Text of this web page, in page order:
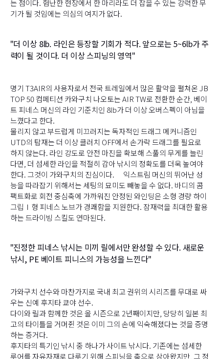
는 점이다. 험난한 현장에서 한 마리라도 더 잡을 수 있는 강력한 무
기가 될 것임에는 의심의 여지가 없다.
"더 이상 8lb. 라인은 등장할 기회가 적다. 앞으로는 5~6lb가 주
력이 될 것이다. 더 이상 스피닝의 영역"
명기 T3AIR의 사용자로서 전국 트레일에서 많은 활약을 펼쳐온 JB
TOP 50 컴페티션 카와구치 나오토는 AIR TW로 전환한 순간, 베이
트 피네스 머신의 라인 기준치인 8lb가 더 이상 오버스펙이 아님을
느꼈다고 한다.
물리지 않고 부드럽게 미끄러지는 독자적인 드래그 메커니즘인
UTD의 탑재는 더 이상 클러치 OFF에서 손가락 드래그를 필요로
하지 않는다. 라인 강도로 안전 마진을 확보해 스풀의 무게를 늘린
다면, 더 섬세한 라인을 적절히 감아 낚시의 정확도를 더욱 높여야
한다. 그것이 가와구치의 진심이다. 익스트림 머신의 뛰어난 성
능을 따라잡기 위해서는 세팅의 묘미도 빼놓을 수 없다. 바디의 콤
팩트화로 회전 중심축에 가까워진 안정된 와인딩은 소형 경량 하이
그립Ⅰ형 피네스 노브가 경쾌함을 지원한다. 잠재력을 최대한 활용
하는 드라이빙 스킬도 연마된다.
"진정한 피네스 낚시는 미끼 릴에서만 완성할 수 있다. 새로운
낚시, PE 베이트 피니스의 가능성을 느낀다"
가와구치 선수와 마찬가지로 국내 최고 권위의 시리즈를 무대로 싸
우는 신예 후지타 쿄야 선수.
다이와 릴과 함께한 것은 올 시즌으로 2년째이지만, 당당히 일본 최
고의 타이틀을 거머쥔 것은 이미 그의 손에 익숙해졌다는 것을 증명
하는 증거다.
후지타의 특기인 낚시 중 하나가 사이트 낚시다. 기존에는 섬세한
루어를 자유자재로 다루기 위해 스피닝을 축으로 삼아왔지만, 그 정